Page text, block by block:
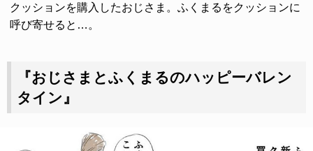
クッションを購入したおじさま。ふくまるをクッションに
呼び寄せると…。
『おじさまとふくまるのハッピーバレン
タイン』